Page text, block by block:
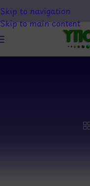
Skip to navigation
Skip to main content